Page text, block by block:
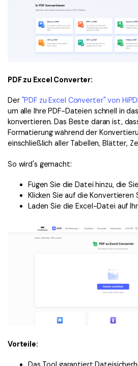
PDF zu Excel Converter:
Der "PDF zu Excel Converter" von
um alle Ihre PDF-Dateien schnell in
konvertieren. Das Beste daran ist,
Formatierung während der
einschließlich aller Tabellen, Blätter,
So wird's gemacht:
Fügen Sie die Datei hinzu, die
Klicken Sie auf die Konvertieren
Laden Sie die Excel-Datei auf
Vorteile: